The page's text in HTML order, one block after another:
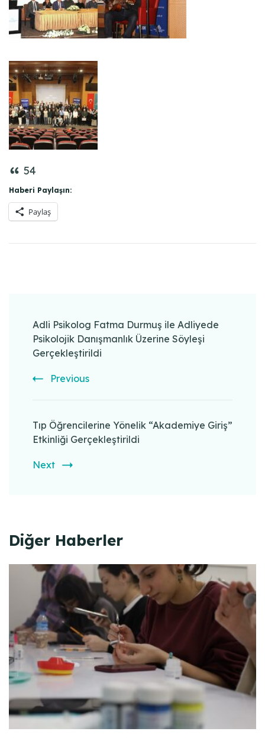
54
Haberi Paylaşın:
Paylaş
Navigation
Adli Psikolog Fatma Durmuş ile Adliyede
Psikolojik Danışmanlık Üzerine Söyleşi
Gerçekleştirildi
Previous
Tıp Öğrencilerine Yönelik “Akademiye Giriş”
Etkinliği Gerçekleştirildi
Next
Diğer Haberler